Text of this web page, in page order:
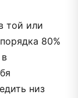
той или
80%
низ